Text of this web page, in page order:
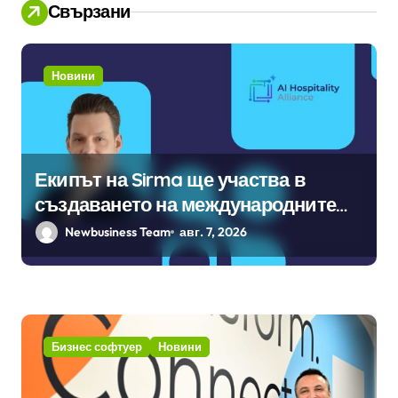
Свързани
Новини
Екипът на Sirma ще участва в
създаването на международните
стандарти за навлизане на
изкуствен интелект в
Newbusiness Team авг. 7, 2026
Бизнес софтуер Новини